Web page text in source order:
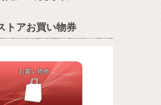
トアお買い物券